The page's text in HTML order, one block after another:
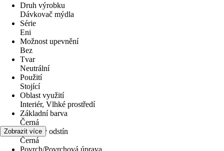
Druh výrobku
Dávkovač mýdla
Série
Eni
Možnost upevnění
Bez
Tvar
Neutrální
Použití
Stojící
Oblast využití
Interiér, Vlhké prostředí
Základní barva
Černá
Barevný odstín
Černá
Povrch/Povrchová úprava
Zobrazit více